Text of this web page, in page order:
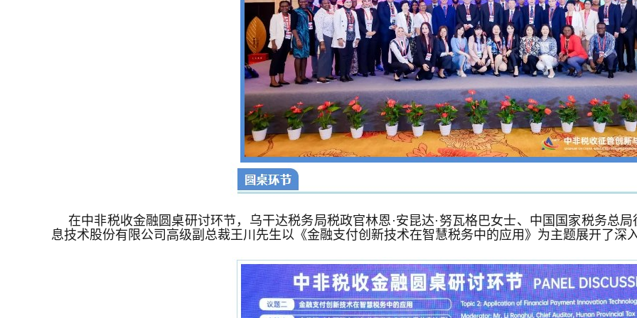
在中非税收金融圆桌研讨环节，乌干达税务局税政官林恩·安昆达·努瓦格巴女士、中国国家税务总
息技术股份有限公司高级副总裁王川先生以《金融支付创新技术在智慧税务中的应用》为主题展开了深